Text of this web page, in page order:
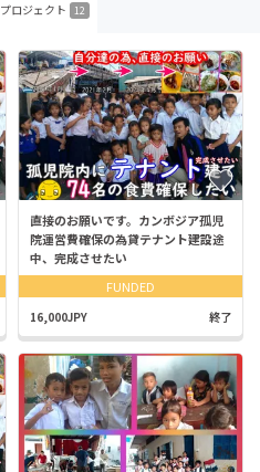
プロジェクト 12
直接のお願いです。カンボジア孤児
院運営費確保の為貸テナント建設途
中、完成させたい
FUNDED
16,000JPY 終了